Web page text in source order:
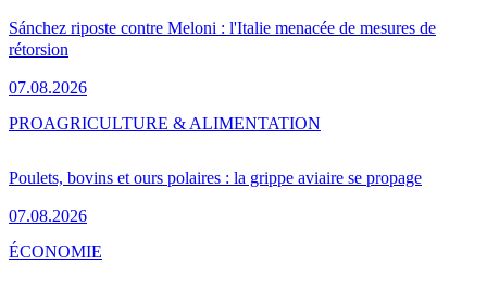
Sánchez riposte contre Meloni : l'Italie menacée de mesures de
rétorsion
07.08.2026
Poulets, bovins et ours polaires : la grippe aviaire se propage
07.08.2026
PROAGRICULTURE & ALIMENTATION
ÉCONOMIE